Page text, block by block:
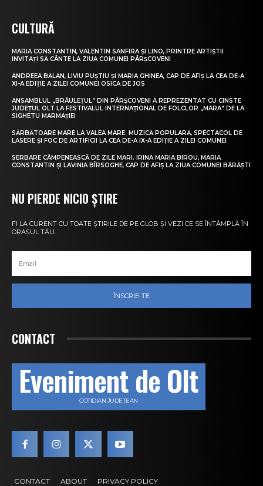
CULTURĂ
MARIA CONSTANTIN, VALENTIN SANFIRA ȘI LINO, PRINTRE ARTIȘTII
INVITAȚI SĂ CÂNTE LA ZIUA COMUNEI PÂRȘCOVENI
ANDREEA BĂLAN, LIVIU PUȘTIU ȘI MARIA GHINEA, CAP DE AFIȘ LA CEA DE-A
XI-A EDIȚIE A ZILEI COMUNEI OSICA DE JOS
ANSAMBLUL „BRÂULEȚUL” DIN PÂRȘCOVENI A REPREZENTAT CU CINSTE
JUDEȚUL OLT LA FESTIVALUL INTERNAȚIONAL DE FOLCLOR „MARA” DE LA
SIGHETU MARMAȚIEI
SĂRBĂTOARE MARE LA VALEA MARE. MUZICĂ POPULARĂ, SPECTACOL DE
LASERE ȘI FOC DE ARTIFICII LA CEA DE-A IX-A EDIȚIE A ZILEI COMUNEI
SERBARE CÂMPENEASCĂ DE ZILE MARI. IRINA MARIA BIROU, MARIA
CONSTANTIN ȘI LAVINIA BÎRSOGHE, CAP DE AFIȘ LA ZIUA COMUNEI BĂRĂȘTI
NU PIERDE NICIO ȘTIRE
FI LA CURENT CU TOATE ȘTIRILE DE PE GLOB ȘI VEZI CE SE ÎNTÂMPLĂ ÎN
ORAȘUL TĂU.
ÎNSCRIE-TE
CONTACT
Eveniment de Olt
COTIDIAN JUDEȚEAN
CONTACT ABOUT PRIVACY POLICY